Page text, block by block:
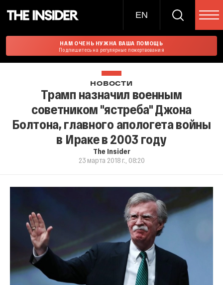
EN
НАМ ОЧЕНЬ НУЖНА ВАША ПОМОЩЬ
Подпишитесь на регулярные пожертвования
НОВОСТИ
Трамп назначил военным
советником "ястреба" Джона
Болтона, главного апологета войны
в Ираке в 2003 году
The Insider
23 марта 2018 г., 08:20